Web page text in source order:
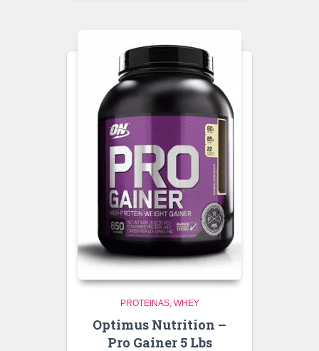
PROTEINAS WHEY
Optimus Nutrition –
Pro Gainer 5 Lbs